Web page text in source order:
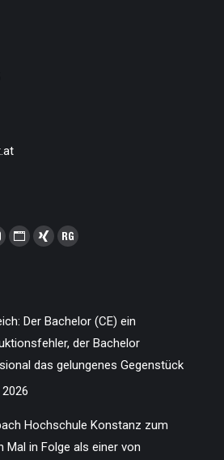
Website
new
window
XING
new
window
ResearchGate
new
window
Der Bachelor (CE) ein
der Bachelor
das gelungenes Gegenstück
Hochschule Konstanz zum
Mal in Folge als einer von